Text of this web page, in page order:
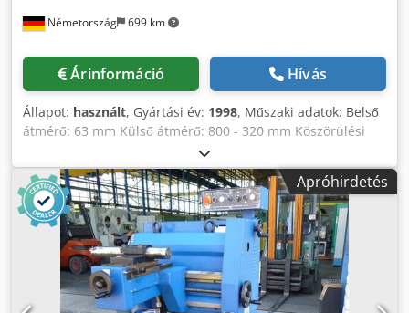
Németország 699 km
Árinformáció Hívás
Állapot: használt, Gyártási év: 1998, Műszaki adatok: Belső
átmérő: 63 mm Külső átmérő: 800 - 320 mm Köszörülési
mélység: 380 mm Köszörűkorong mérete: Ø 65 x 25 mm
(csészekorong) Előtolás: 0,05 - 0,40 ford/perc / 8 fokozat
ford/perc Teljes teljesítményigény: kb. 1,1 kW Chjdpfx Apsu
Ngauj Hoa Súly kb.: 1060 kg Gép méretek (HxSzxM): 1,1 x
1,1 x 1,4 m Fékdob- és féktárcsa-eszterga valamint
köszörűgép - Maximális/minimális esztergálási és
köszörűlési átmérő: 800 / 320 mm - Fékdob-befogás: 63
mm, tokmánymozgás 120 mm - Esztergakocsi: hosszirányú
elmozdulás 380 mm; keresztirányú elmozdulás 200 mm -
Apróhirdetés